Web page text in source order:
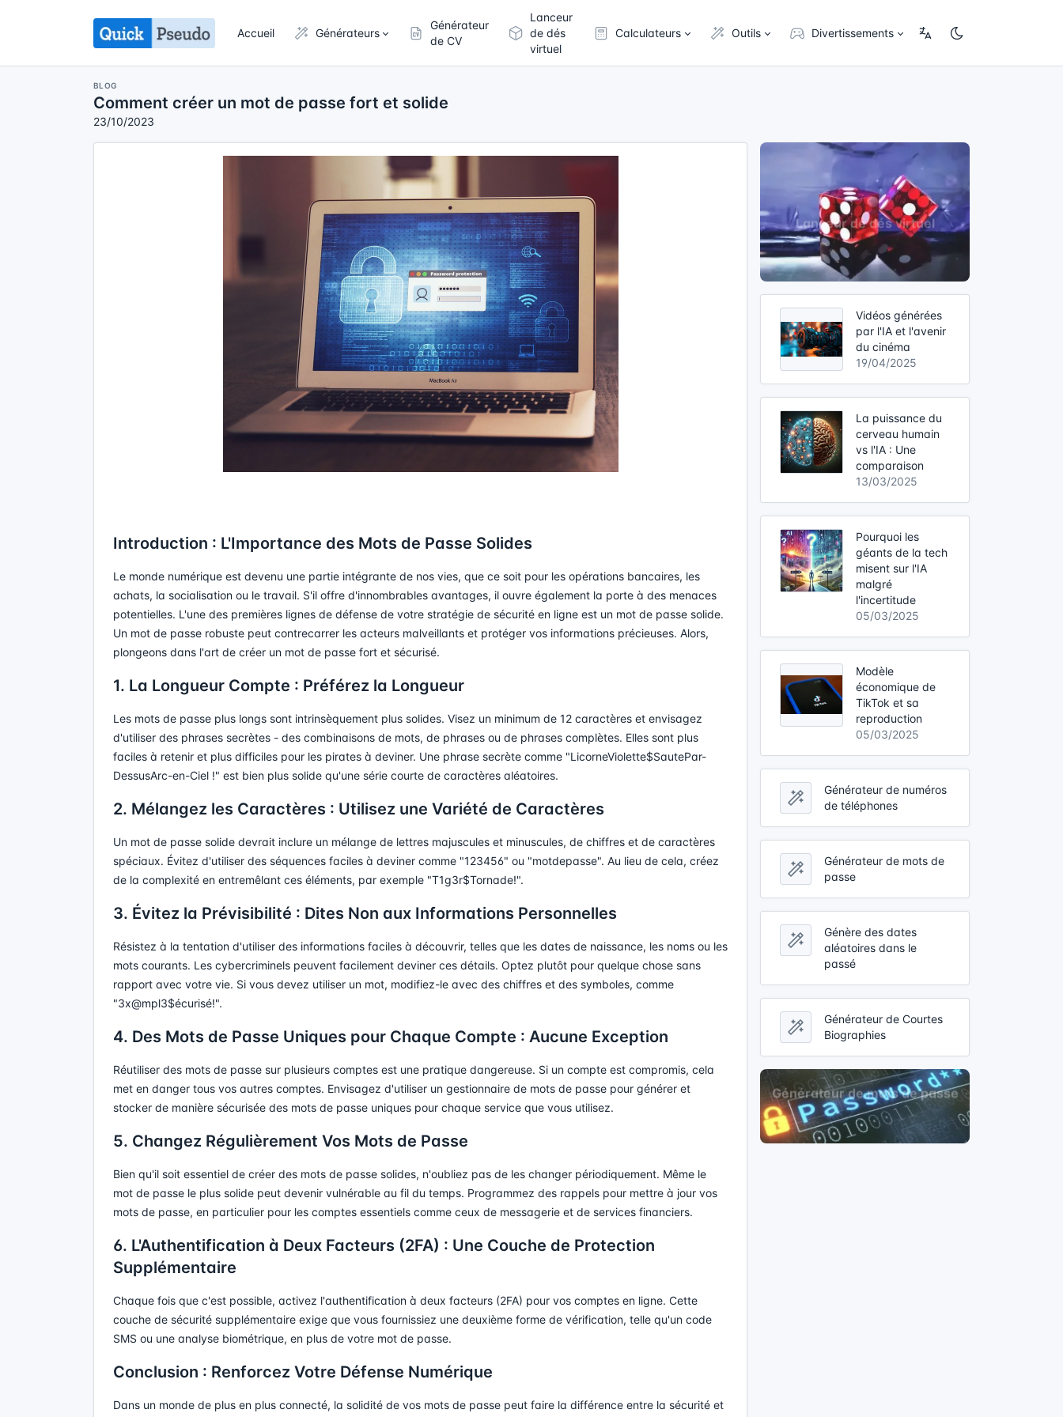
Accueil Générateurs
Générateur
de CV
Lanceur
de dés
virtuel
Calculateurs Outils Divertissements
BLOG
Comment créer un mot de passe fort et solide
23/10/2023
Introduction : L'Importance des Mots de Passe Solides
Le monde numérique est devenu une partie intégrante de nos vies, que ce soit pour les opérations bancaires, les
achats, la socialisation ou le travail. S'il offre d'innombrables avantages, il ouvre également la porte à des menaces
potentielles. L'une des premières lignes de défense de votre stratégie de sécurité en ligne est un mot de passe solide.
Un mot de passe robuste peut contrecarrer les acteurs malveillants et protéger vos informations précieuses. Alors,
plongeons dans l'art de créer un mot de passe fort et sécurisé.
1. La Longueur Compte : Préférez la Longueur
Les mots de passe plus longs sont intrinsèquement plus solides. Visez un minimum de 12 caractères et envisagez
d'utiliser des phrases secrètes - des combinaisons de mots, de phrases ou de phrases complètes. Elles sont plus
faciles à retenir et plus difficiles pour les pirates à deviner. Une phrase secrète comme "LicorneViolette$SautePar-
DessusArc-en-Ciel !" est bien plus solide qu'une série courte de caractères aléatoires.
2. Mélangez les Caractères : Utilisez une Variété de Caractères
Un mot de passe solide devrait inclure un mélange de lettres majuscules et minuscules, de chiffres et de caractères
spéciaux. Évitez d'utiliser des séquences faciles à deviner comme "123456" ou "motdepasse". Au lieu de cela, créez
de la complexité en entremêlant ces éléments, par exemple "T1g3r$Tornade!".
3. Évitez la Prévisibilité : Dites Non aux Informations Personnelles
Résistez à la tentation d'utiliser des informations faciles à découvrir, telles que les dates de naissance, les noms ou les
mots courants. Les cybercriminels peuvent facilement deviner ces détails. Optez plutôt pour quelque chose sans
rapport avec votre vie. Si vous devez utiliser un mot, modifiez-le avec des chiffres et des symboles, comme
"3x@mpl3$écurisé!".
4. Des Mots de Passe Uniques pour Chaque Compte : Aucune Exception
Réutiliser des mots de passe sur plusieurs comptes est une pratique dangereuse. Si un compte est compromis, cela
met en danger tous vos autres comptes. Envisagez d'utiliser un gestionnaire de mots de passe pour générer et
stocker de manière sécurisée des mots de passe uniques pour chaque service que vous utilisez.
5. Changez Régulièrement Vos Mots de Passe
Bien qu'il soit essentiel de créer des mots de passe solides, n'oubliez pas de les changer périodiquement. Même le
mot de passe le plus solide peut devenir vulnérable au fil du temps. Programmez des rappels pour mettre à jour vos
mots de passe, en particulier pour les comptes essentiels comme ceux de messagerie et de services financiers.
6. L'Authentification à Deux Facteurs (2FA) : Une Couche de Protection
Supplémentaire
Chaque fois que c'est possible, activez l'authentification à deux facteurs (2FA) pour vos comptes en ligne. Cette
couche de sécurité supplémentaire exige que vous fournissiez une deuxième forme de vérification, telle qu'un code
SMS ou une analyse biométrique, en plus de votre mot de passe.
Conclusion : Renforcez Votre Défense Numérique
Dans un monde de plus en plus connecté, la solidité de vos mots de passe peut faire la différence entre la sécurité et
Vidéos générées
par l'IA et l'avenir
du cinéma
19/04/2025
La puissance du
cerveau humain
vs l'IA : Une
comparaison
13/03/2025
Pourquoi les
géants de la tech
misent sur l'IA
malgré
l'incertitude
05/03/2025
Modèle
économique de
TikTok et sa
reproduction
05/03/2025
Générateur de numéros
de téléphones
Générateur de mots de
passe
Génère des dates
aléatoires dans le
passé
Générateur de Courtes
Biographies